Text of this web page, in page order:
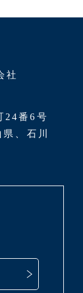
社
24番6号
、石川